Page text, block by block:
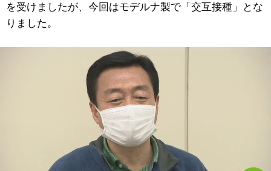
を受けましたが、今回はモデルナ製で「交互接種」とな
りました。